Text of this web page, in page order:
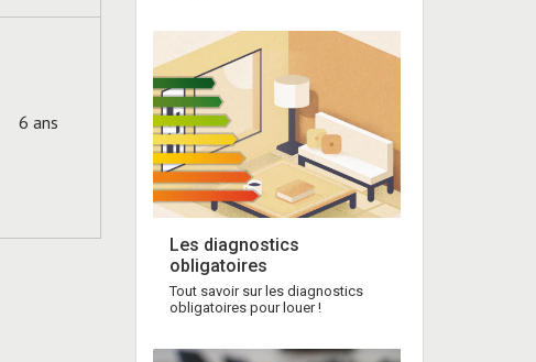
6 ans
Les diagnostics
obligatoires
Tout savoir sur les diagnostics
obligatoires pour louer !